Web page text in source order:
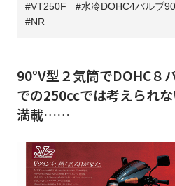
VT250F 水冷DOHC4バルブ
NR
90°V型２気筒でDOHC８
での250ccでは考えられ
満載……